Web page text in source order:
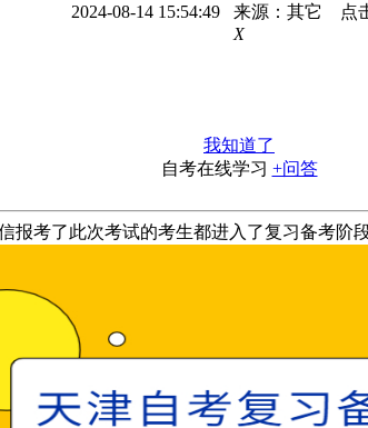
2024-08-14 15:54:49 来源：其它 点
X
我知道了
自考在线学习 +问答
考了此次考试的考生都进入了复习备考阶